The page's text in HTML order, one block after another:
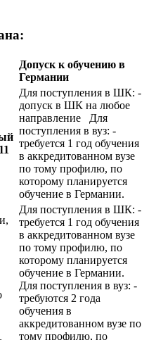
Допуск к обучению в
Германии
Для поступления в ШК: -
допуск в ШК на любое
направление Для
поступления в вуз: -
требуется 1 год обучения
в аккредитованном вузе
по тому профилю, по
которому планируется
обучение в Германии.
Для поступления в ШК: -
требуется 1 год обучения
в аккредитованном вузе
по тому профилю, по
которому планируется
обучение в Германии.
Для поступления в вуз: -
требуются 2 года
обучения в
аккредитованном вузе по
тому профилю, по